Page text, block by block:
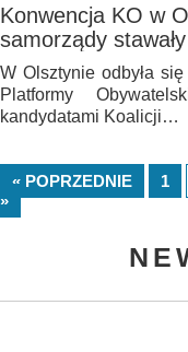
Konwencja KO w
samorządy
W Olsztynie odbyła
Platformy
kandydatami Koalicji…
« POPRZEDNIE 1
»